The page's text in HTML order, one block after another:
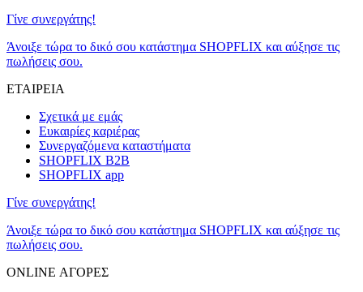
Γίνε συνεργάτης!
Άνοιξε τώρα το δικό σου κατάστημα SHOPFLIX και αύξησε τις
πωλήσεις σου.
ΕΤΑΙΡΕΙΑ
Σχετικά με εμάς
Ευκαιρίες καριέρας
Συνεργαζόμενα καταστήματα
SHOPFLIX B2B
SHOPFLIX app
Γίνε συνεργάτης!
Άνοιξε τώρα το δικό σου κατάστημα SHOPFLIX και αύξησε τις
πωλήσεις σου.
ONLINE ΑΓΟΡΕΣ